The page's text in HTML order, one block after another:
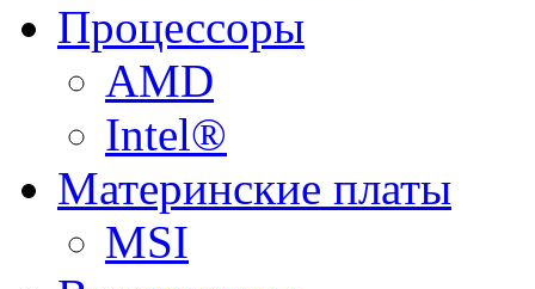
Процессоры
AMD
Intel®
Материнские платы
MSI